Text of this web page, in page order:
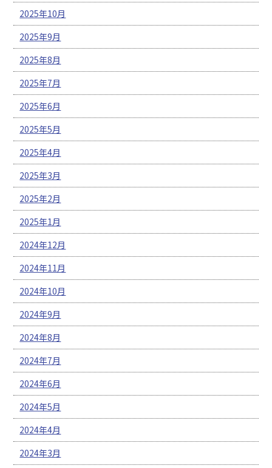
2025年10月
2025年9月
2025年8月
2025年7月
2025年6月
2025年5月
2025年4月
2025年3月
2025年2月
2025年1月
2024年12月
2024年11月
2024年10月
2024年9月
2024年8月
2024年7月
2024年6月
2024年5月
2024年4月
2024年3月